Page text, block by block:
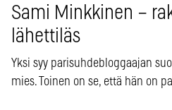
Sami Minkkinen –
lähettiläs
Yksi syy parisuhdebloggaajan
mies. Toinen on se, että hän on